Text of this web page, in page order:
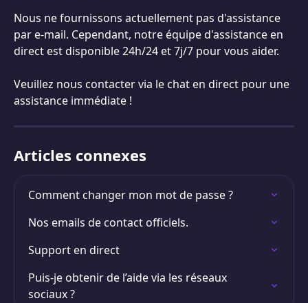
Nous ne fournissons actuellement pas d'assistance
par e-mail. Cependant, notre équipe d'assistance en
direct est disponible 24h/24 et 7j/7 pour vous aider.
Veuillez nous contacter via le chat en direct pour une
assistance immédiate !
Articles connexes
Comment changer mon mot de passe ?
Nos emails de contact officiels.
Support en direct
Puis-je obtenir de l’aide via les réseaux
sociaux ?